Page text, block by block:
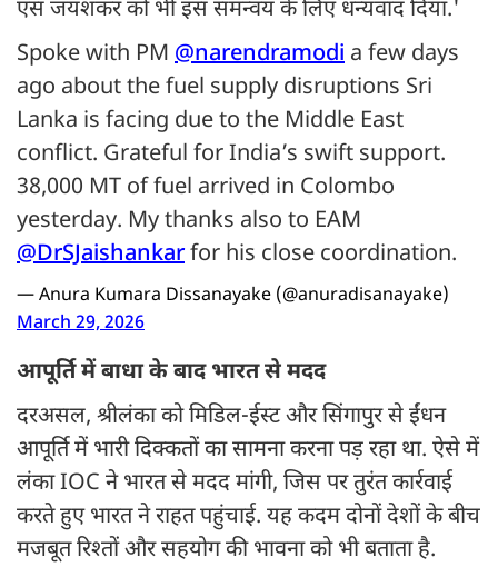
एस जयशंकर को भी इस समन्वय के लिए धन्यवाद दिया.'
Spoke with PM @narendramodi a few days
ago about the fuel supply disruptions Sri
Lanka is facing due to the Middle East
conflict. Grateful for India’s swift support.
38,000 MT of fuel arrived in Colombo
yesterday. My thanks also to EAM
@DrSJaishankarfor his close coordination.
— Anura Kumara Dissanayake (@anuradisanayake)
March 29, 2026
आपूर्ति में बाधा के बाद भारत से मदद
दरअसल, श्रीलंका को मिडिल-ईस्ट और सिंगापुर से ईंधन
आपूर्ति में भारी दिक्कतों का सामना करना पड़ रहा था. ऐसे में
लंका IOC ने भारत से मदद मांगी, जिस पर तुरंत कार्रवाई
करते हुए भारत ने राहत पहुंचाई. यह कदम दोनों देशों के बीच
मजबूत रिश्तों और सहयोग की भावना को भी बताता है.